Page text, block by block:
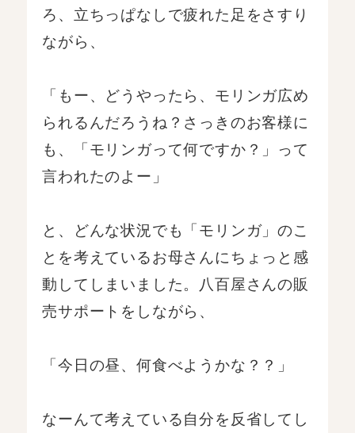
ろ、立ちっぱなしで疲れた足をさすり
ながら、
「もー、どうやったら、モリンガ広め
られるんだろうね？さっきのお客様に
も、「モリンガって何ですか？」って
言われたのよー」
と、どんな状況でも「モリンガ」のこ
とを考えているお母さんにちょっと感
動してしまいました。八百屋さんの販
売サポートをしながら、
「今日の昼、何食べようかな？？」
なーんて考えている自分を反省してし